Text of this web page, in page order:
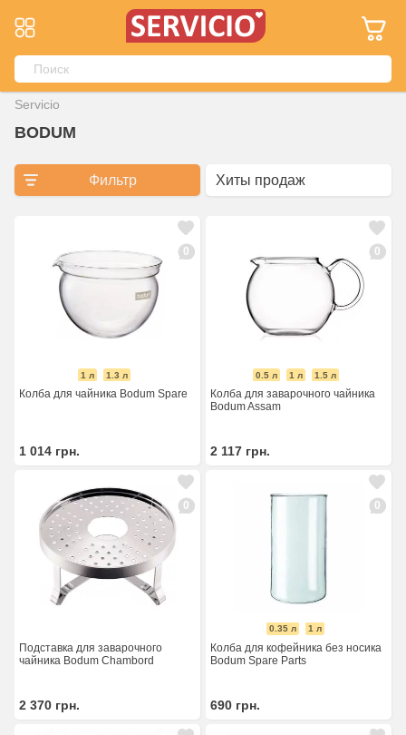
Servicio
BODUM
Фильтр
0
1 л 1.3 л
Колба для чайника Bodum Spare
1 014 грн.
0
0.5 л 1 л 1.5 л
Колба для заварочного чайника
Bodum Assam
2 117 грн.
0
Подставка для заварочного
чайника Bodum Chambord
2 370 грн.
0
0.35 л 1 л
Колба для кофейника без носика
Bodum Spare Parts
690 грн.